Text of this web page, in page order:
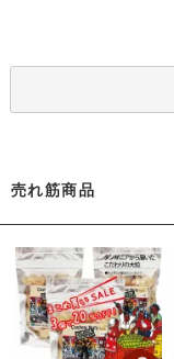
ハイクオリティ◇で
の色』
5/14： アフリカンピア
荷！～天然素材 環境
5/14：アフリカンネッ
入荷！～天然素材 環
5/4：ノーカラーボレ
リティ◇で仕立てた
売れ筋商品